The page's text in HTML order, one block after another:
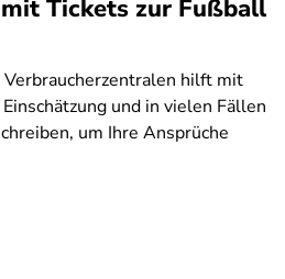
Tickets zur Fußball
hilft mit
und in vielen Fällen
um Ihre Ansprüche